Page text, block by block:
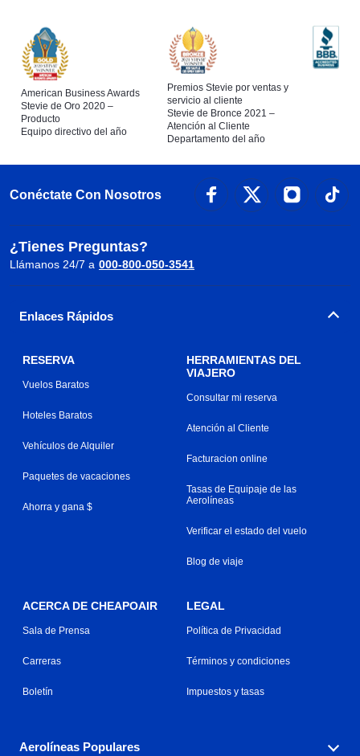
American Business Awards
Stevie de Oro 2020 –
Producto
Equipo directivo del año
Premios Stevie por ventas y
servicio al cliente
Stevie de Bronce 2021 –
Atención al Cliente
Departamento del año
Conéctate Con Nosotros
¿Tienes Preguntas?
Llámanos 24/7 a 000-800-050-3541
Enlaces Rápidos
RESERVA
Vuelos Baratos
Hoteles Baratos
Vehículos de Alquiler
Paquetes de vacaciones
Ahorra y gana $
HERRAMIENTAS DEL
VIAJERO
Consultar mi reserva
Atención al Cliente
Facturacion online
Tasas de Equipaje de las
Aerolíneas
Verificar el estado del vuelo
Blog de viaje
ACERCA DE CHEAPOAIR
Sala de Prensa
Carreras
Boletín
LEGAL
Política de Privacidad
Términos y condiciones
Impuestos y tasas
Aerolíneas Populares